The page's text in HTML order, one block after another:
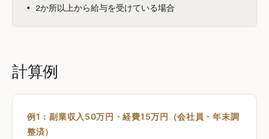
• 2か所以上から給与を受けている場合
計算例
例1：副業収入50万円・経費15万円（会社員・年末調
整済）